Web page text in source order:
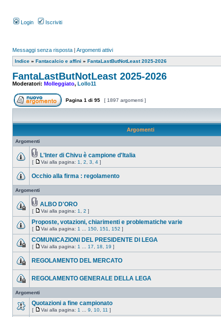
Login Iscriviti
Messaggi senza risposta | Argomenti attivi
Indice » Fantacalcio e affini » FantaLastButNotLeast 2025-2026
FantaLastButNotLeast 2025-2026
Moderatori: Molleggiato, Lollo11
Pagina 1 di 95 [ 1897 argomenti ]
Argomenti
Argomenti
L'Inter di Chivu è campione d'Italia
[ Vai alla pagina: 1 2 3 4 ]
Occhio alla firma : regolamento
Argomenti
ALBO D'ORO
[ Vai alla pagina: 1 2 ]
Proposte, votazioni, chiarimenti e problematiche varie
[ Vai alla pagina: 1 150 151 152 ]
COMUNICAZIONI DEL PRESIDENTE DI LEGA
[ Vai alla pagina: 1 17 18 19 ]
REGOLAMENTO DEL MERCATO
REGOLAMENTO GENERALE DELLA LEGA
Argomenti
Quotazioni a fine campionato
[ Vai alla pagina: 1 9 10 11 ]